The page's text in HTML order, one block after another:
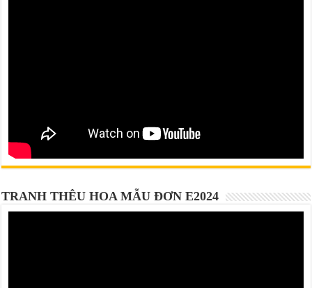
TRANH THÊU HOA MẪU ĐƠN E2024